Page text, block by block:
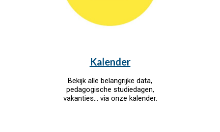
Kalender
Bekijk alle belangrijke data,
pedagogische studiedagen,
vakanties
.. via onze kalender.